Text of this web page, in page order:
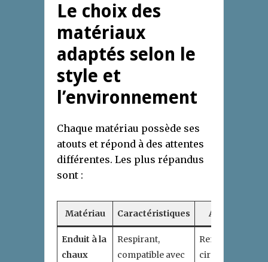
Le choix des
matériaux
adaptés selon le
style et
l’environnement
Chaque matériau possède ses
atouts et répond à des attentes
différentes. Les plus répandus
sont :
Matériau Caractéristiques Avantages
Enduit à la
chaux
Respirant,
compatible avec
Renforce la
circulation